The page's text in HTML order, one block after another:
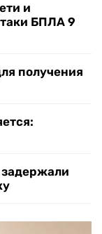
и
БПЛА 9
получения